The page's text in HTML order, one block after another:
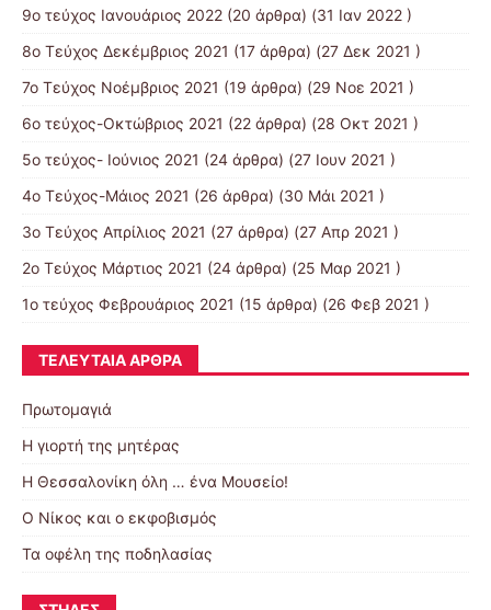
9o τεύχος Ιανουάριος 2022 (20 άρθρα) (31 Ιαν 2022 )
8o Tεύχος Δεκέμβριος 2021 (17 άρθρα) (27 Δεκ 2021 )
7o Τεύχος Νοέμβριος 2021 (19 άρθρα) (29 Νοε 2021 )
6ο τεύχος-Οκτώβριος 2021 (22 άρθρα) (28 Οκτ 2021 )
5ο τεύχος- Ιούνιος 2021 (24 άρθρα) (27 Ιουν 2021 )
4o Tεύχος-Μάιος 2021 (26 άρθρα) (30 Μάι 2021 )
3ο Τεύχος Απρίλιος 2021 (27 άρθρα) (27 Απρ 2021 )
2o Tεύχος Μάρτιος 2021 (24 άρθρα) (25 Μαρ 2021 )
1ο τεύχος Φεβρουάριος 2021 (15 άρθρα) (26 Φεβ 2021 )
ΤΕΛΕΥΤΑΊΑ ΆΡΘΡΑ
Πρωτομαγιά
Η γιορτή της μητέρας
Η Θεσσαλονίκη όλη … ένα Μουσείο!
Ο Νίκος και ο εκφοβισμός
Τα οφέλη της ποδηλασίας